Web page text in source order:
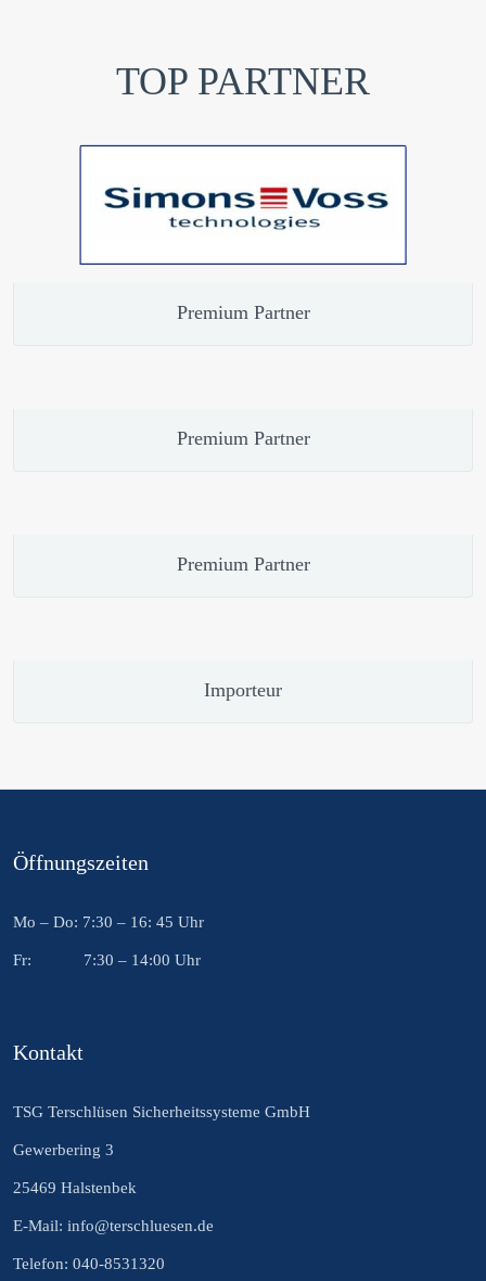
TOP PARTNER
Premium Partner
Premium Partner
Premium Partner
Importeur
Öffnungszeiten
Mo – Do: 7:30 – 16: 45 Uhr
Fr: 7:30 – 14:00 Uhr
Kontakt
TSG Terschlüsen Sicherheitssysteme GmbH
Gewerbering 3
25469 Halstenbek
E-Mail: info@terschluesen.de
Telefon: 040-8531320